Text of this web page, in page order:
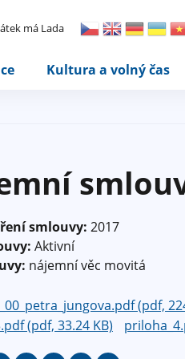
má Lada
Kultura a volný čas
smlouvy: 2017
Aktivní
nájemní věc movitá
(pdf,
(pdf, 33.24 KB)